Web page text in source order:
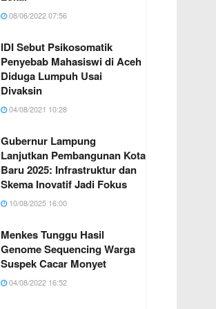
08/06/2022 07:56
IDI Sebut Psikosomatik
Penyebab Mahasiswi di Aceh
Diduga Lumpuh Usai
Divaksin
04/08/2021 10:28
Gubernur Lampung
Lanjutkan Pembangunan Kota
Baru 2025: Infrastruktur dan
Skema Inovatif Jadi Fokus
10/08/2025 16:00
Menkes Tunggu Hasil
Genome Sequencing Warga
Suspek Cacar Monyet
04/08/2022 16:52